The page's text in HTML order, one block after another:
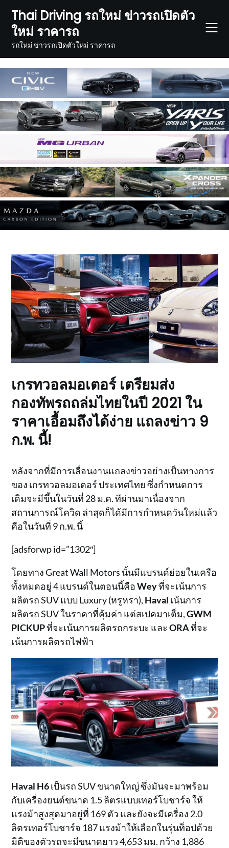
content
Thai Driving รถใหม่ ข่าวรถเปิดตัว
ใหม่ ราคารถ
รถใหม่ ข่าวรถเปิดตัวใหม่ ราคารถ
เกรทวอลมอเตอร์ เตรียมส่ง
กองทัพรถถล่มไทยในปี 2021 ใน
ราคาเอื้อมถึงได้ง่าย แถลงข่าว 9
ก.พ. นี้!
หลังจากที่มีการเลื่อนงานแถลงข่าวอย่างเป็นทางการ
ของ เกรทวอลมอเตอร์ ประเทศไทย ซึ่งกำหนดการ
เดิมจะมีขึ้นในวันที่ 28 ม.ค. ทีผ่านมาเนื่องจาก
สถานการณ์โควิด ล่าสุดก็ได้มีการกำหนดวันใหม่แล้ว
คือในวันที่ 9 ก.พ. นี้
[adsforwp id=”1302″]
โดยทาง Great Wall Motors นั้นมีแบรนด์ย่อยในเครือ
ทั้งหมดอยู่ 4 แบรนด์ในตอนนี้คือWeyที่จะเน้นการ
ผลิตรถ SUV แบบ Luxury (หรูหรา), Haval เน้นการ
ผลิตรถ SUV ในราคาที่คุ้มค่า แต่สเปคมาเต็ม,GWM
PICKUPที่จะเน้นการผลิตรถกระบะ และORAที่จะ
เน้นการผลิตรถไฟฟ้า
Haval H6เป็นรถ SUV ขนาดใหญ่ ซึ่งมันจะมาพร้อม
กับเครื่องยนต์ขนาด 1.5 ลิตรแบบเทอร์โบชาร์จ ให้
แรงม้าสูงสุดมาอยู่ที่ 169 ตัว และยังจะมีเครื่อง 2.0
ลิตรเทอร์โบชาร์จ 187 แรงม้าให้เลือกในรุ่นท็อปด้วย
มิติของตัวรถจะมีขนาดยาว 4,653 มม. กว้าง 1,886